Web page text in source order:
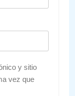
y sitio
vez que